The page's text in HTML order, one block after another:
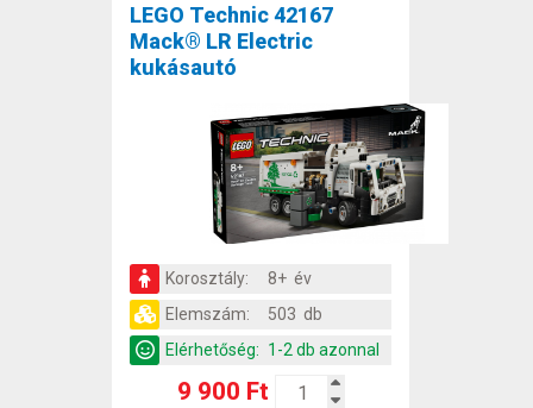
LEGO Technic 42167
Mack® LR Electric
kukásautó
Korosztály:
8+ év
Elemszám:
503 db
Elérhetőség: 1-2 db azonnal
9 900 Ft